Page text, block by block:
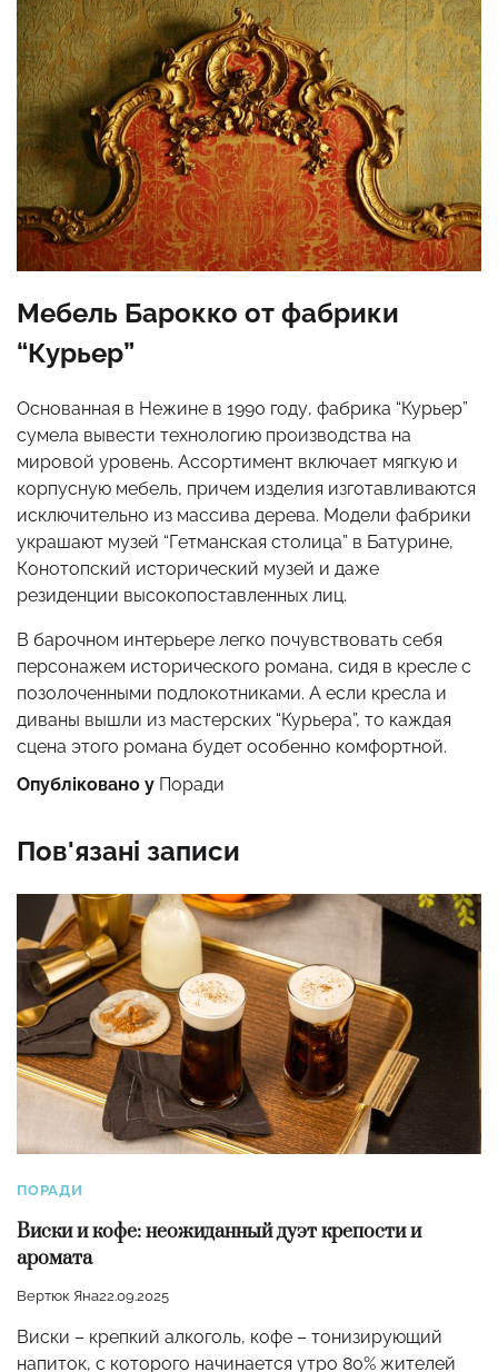
Мебель Барокко от фабрики
“Курьер”
Основанная в Нежине в 1990 году, фабрика “Курьер”
сумела вывести технологию производства на
мировой уровень. Ассортимент включает мягкую и
корпусную мебель, причем изделия изготавливаются
исключительно из массива дерева. Модели фабрики
украшают музей “Гетманская столица” в Батурине,
Конотопский исторический музей и даже
резиденции высокопоставленных лиц.
В барочном интерьере легко почувствовать себя
персонажем исторического романа, сидя в кресле с
позолоченными подлокотниками. А если кресла и
диваны вышли из мастерских “Курьера”, то каждая
сцена этого романа будет особенно комфортной.
Опубліковано у Поради
Пов'язані записи
ПОРАДИ
Виски и кофе: неожиданный дуэт крепости и
аромата
Вертюк Яна22.09.2025
Виски – крепкий алкоголь, кофе – тонизирующий
напиток, с которого начинается утро 80% жителей